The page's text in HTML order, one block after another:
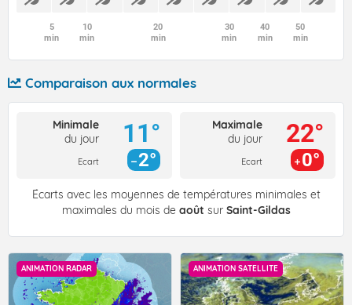
5
min
10
min
20
min
30
min
40
min
50
min
Comparaison aux normales
Minimale
du jour
Ecart
11°
2°
Maximale
du jour
Ecart
22°
0°
Écarts avec les moyennes de températures minimales et
maximales du mois de août sur Saint-Gildas
ANIMATION RADAR ANIMATION SATELLITE